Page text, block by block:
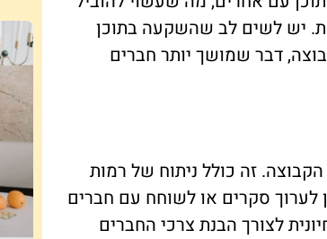
יש לשים לב שהשקעה בתוכן
דבר שמושך יותר חברים
זה כולל ניתוח של רמות
לערוך סקרים או לשוחח עם חברים
לצורך הבנת צרכי החברים